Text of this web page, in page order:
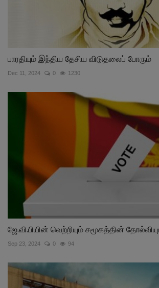
பாரதியும் இந்திய தேசிய விடுதலைப் போரும்
Dec 11, 2024 0 1230
ஜே.வி.பியின் வெற்றியும் சமூகத்தின்
Sep 23, 2024 0 94